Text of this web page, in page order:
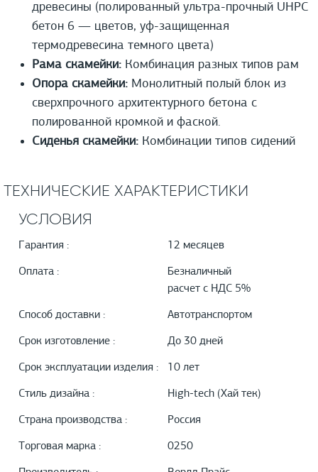
древесины (полированный ультра-прочный UHPС
бетон 6 — цветов, уф-защищенная
термодревесина темного цвета)
Рама скамейки: Комбинация разных типов рам
Опора скамейки: Монолитный полый блок из
сверхпрочного архитектурного бетона с
полированной кромкой и фаской.
Сиденья скамейки: Комбинации типов сидений
ТЕХНИЧЕСКИЕ ХАРАКТЕРИСТИКИ
УСЛОВИЯ
Гарантия : 12 месяцев
Оплата :
Безналичный
расчет с НДС 5%
Способ доставки : Автотранспортом
Срок изготовление : До 30 дней
Срок эксплуатации изделия : 10 лет
Стиль дизайна : High-tech (Хай тек)
Страна производства : Россия
Торговая марка : 0250